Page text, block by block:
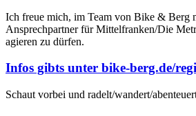
Ich freue mich, im Team von Bike & Berg
Ansprechpartner für Mittelfranken/Die
agieren zu dürfen.
Infos gibts unter bike-berg.de/
Schaut vorbei und radelt/wandert/